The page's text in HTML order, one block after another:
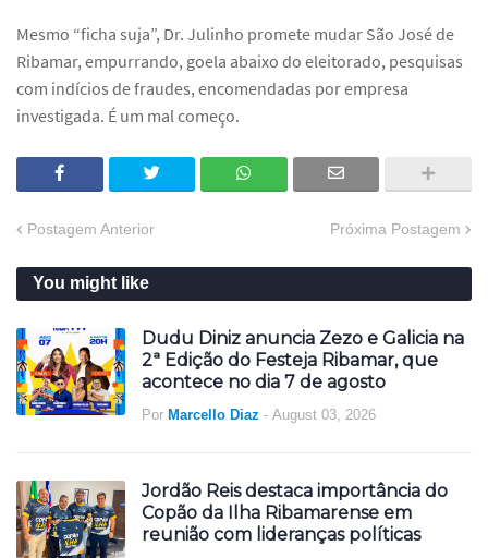
Mesmo “ficha suja”, Dr. Julinho promete mudar São José de
Ribamar, empurrando, goela abaixo do eleitorado, pesquisas
com indícios de fraudes, encomendadas por empresa
investigada. É um mal começo.
Postagem Anterior Próxima Postagem
You might like
Dudu Diniz anuncia Zezo e Galicia na
2ª Edição do Festeja Ribamar, que
acontece no dia 7 de agosto
Por Marcello Diaz - August 03, 2026
Jordão Reis destaca importância do
Copão da Ilha Ribamarense em
reunião com lideranças políticas